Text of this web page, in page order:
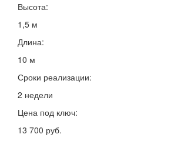
Высота:
1,5 м
Длина:
10 м
Сроки реализации:
2 недели
Цена под ключ:
13 700 руб.